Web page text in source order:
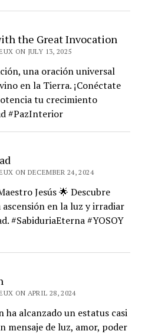
the Great Invocation
ON JULY 13, 2025
una oración universal
en la Tierra. ¡Conéctate
tu crecimiento
#PazInterior
ON DECEMBER 24, 2024
Jesús 🌟 Descubre
en la luz y irradiar
#SabiduriaEterna #YOSOY
ON APRIL 28, 2024
ha alcanzado un estatus casi
mensaje de luz, amor, poder